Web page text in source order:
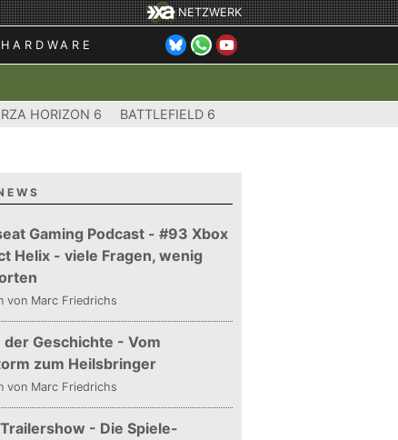
NETZWERK
HARDWARE
HORIZON 6 BATTLEFIELD 6
Gaming Podcast - #93 Xbox
Helix - viele Fragen, wenig
von Marc Friedrichs
der Geschichte - Vom
zum Heilsbringer
von Marc Friedrichs
- Die Spiele-